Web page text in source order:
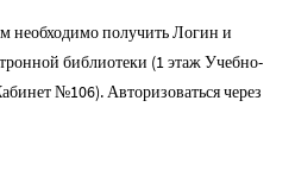
необходимо получить Логин и
библиотеки (1 этаж Учебно-
№106). Авторизоваться через